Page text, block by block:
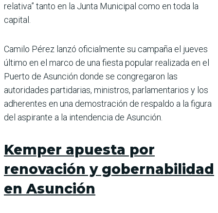
relativa” tanto en la Junta Municipal como en toda la
capital.
Camilo Pérez lanzó oficialmente su campaña el jueves
último en el marco de una fiesta popular realizada en el
Puerto de Asunción donde se congregaron las
autoridades partidarias, ministros, parlamentarios y los
adherentes en una demostración de respaldo a la figura
del aspirante a la intendencia de Asunción.
Kemper apuesta por
renovación y gobernabilidad
en Asunción